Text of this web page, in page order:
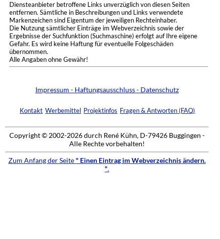
Diensteanbieter betroffene Links unverzüglich von diesen Seiten
entfernen. Sämtliche in Beschreibungen und Links verwendete
Markenzeichen sind Eigentum der jeweiligen Rechteinhaber.
Die Nutzung sämtlicher Einträge im Webverzeichnis sowie der
Ergebnisse der Suchfunktion (Suchmaschine) erfolgt auf Ihre eigene
Gefahr. Es wird keine Haftung für eventuelle Folgeschäden
übernommen.
Alle Angaben ohne Gewähr!
Impressum - Haftungsausschluss - Datenschutz
Kontakt Werbemittel Projektinfos Fragen & Antworten (FAQ)
Copyright © 2002-2026 durch René Kühn, D-79426 Buggingen -
Alle Rechte vorbehalten!
Zum Anfang der Seite " Einen Eintrag im Webverzeichnis ändern.
".